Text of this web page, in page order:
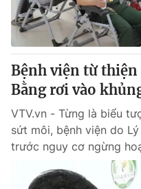
Bệnh viện từ thiện
Bằng rơi vào
VTV.vn - Từng là biểu
sứt môi, bệnh viện do
trước nguy cơ ngừng